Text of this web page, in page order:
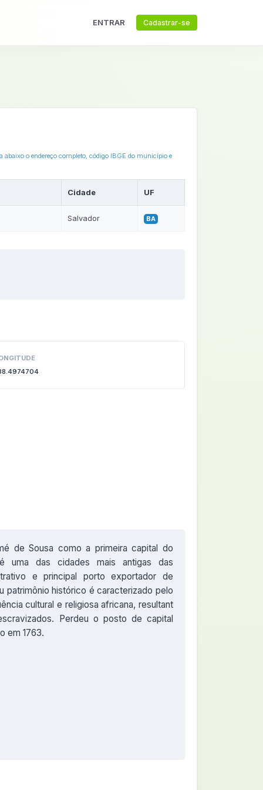
ENTRAR Cadastrar-se
abaixo o endereço completo, código IBGE do município e
Cidade UF
Salvador BA
de Sousa como a primeira capital do
uma das cidades mais antigas das
e principal porto exportador de
patrimônio histórico é caracterizado pelo
cultural e religiosa africana, resultant
Perdeu o posto de capital
em 1763.